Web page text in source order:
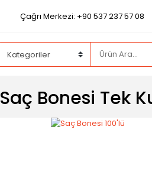
Çağrı Merkezi: +90 537 237 57 08
Saç Bonesi Tek